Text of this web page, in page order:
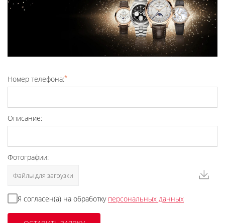
Номер телефона:*
Описание:
Фотографии:
Файлы для загрузки
Я согласен(а) на обработку персональных данных